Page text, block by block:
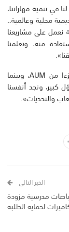
في تنمية مهاراتنا،
محلية وعالمية..
نعمل على مشاريعنا
منه، وتعلمنا
وختم العنزي: «نقف اليوم فخورين بأن نكون جزءا من AUM، وبينما
كبير، ونجد أنفسنا
والتحديات».
الخبر التالي
باصات مدرسية مزودة
لحماية الطلبة